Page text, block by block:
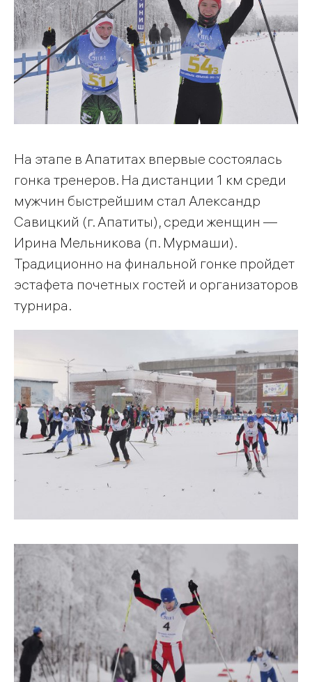
На этапе в Апатитах впервые состоялась
гонка тренеров. На дистанции 1 км среди
мужчин быстрейшим стал Александр
Савицкий (г. Апатиты), среди женщин —
Ирина Мельникова (п. Мурмаши).
Традиционно на финальной гонке пройдет
эстафета почетных гостей и организаторов
турнира.